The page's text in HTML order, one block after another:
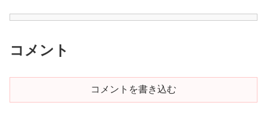
コメント
コメントを書き込む